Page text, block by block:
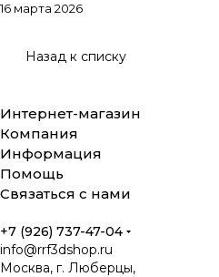
16 марта 2026
Назад к списку
Интернет-магазин
Компания
Информация
Помощь
Связаться с нами
+7 (926) 737-47-04
info@rrf3dshop.ru
Москва, г. Люберцы,